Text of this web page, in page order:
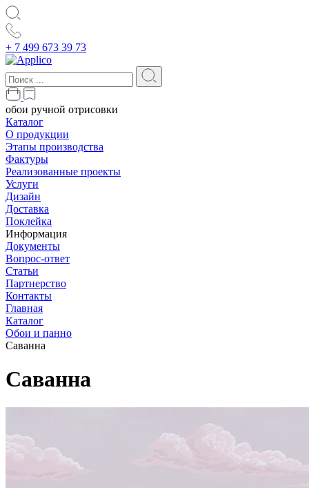
+ 7 499 673 39 73
обои ручной отрисовки
Каталог
О продукции
Этапы производства
Фактуры
Реализованные проекты
Услуги
Дизайн
Доставка
Поклейка
Информация
Документы
Вопрос-ответ
Статьи
Партнерство
Контакты
Главная
Каталог
Обои и панно
Саванна
Саванна